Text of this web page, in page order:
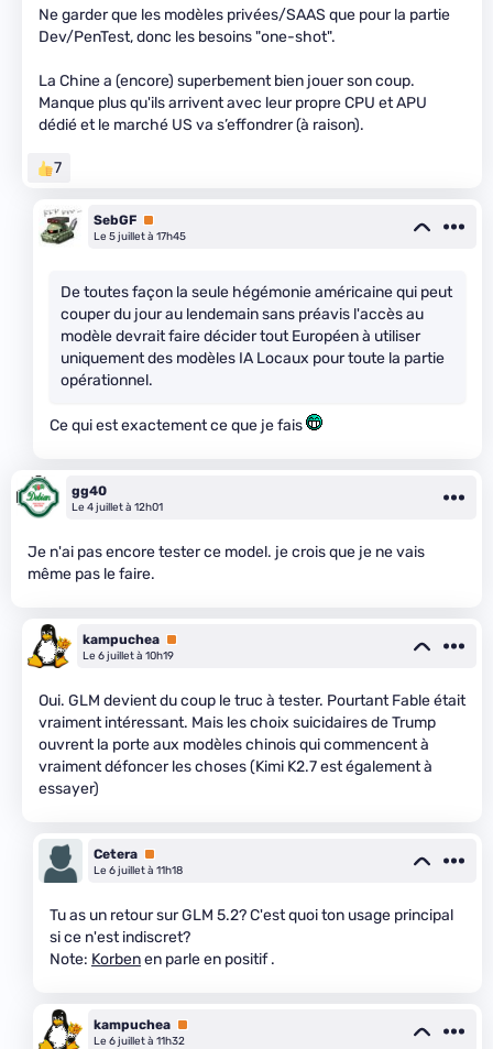
Ne garder que les modèles privées/SAAS que pour la partie
Dev/PenTest, donc les besoins "one-shot".
La Chine a (encore) superbement bien jouer son coup.
Manque plus qu'ils arrivent avec leur propre CPU et APU
dédié et le marché US va s’effondrer (à raison).
7
SebGF Premium
Le 5 juillet à 17h45
De toutes façon la seule hégémonie américaine qui peut
couper du jour au lendemain sans préavis l'accès au
modèle devrait faire décider tout Européen à utiliser
uniquement des modèles IA Locaux pour toute la partie
opérationnel.
Ce qui est exactement ce que je fais
gg40
Le 4 juillet à 12h01
Je n'ai pas encore tester ce model. je crois que je ne vais
même pas le faire.
kampuchea Premium
Le 6 juillet à 10h19
Oui. GLM devient du coup le truc à tester. Pourtant Fable était
vraiment intéressant. Mais les choix suicidaires de Trump
ouvrent la porte aux modèles chinois qui commencent à
vraiment défoncer les choses (Kimi K2.7 est également à
essayer)
Cetera Premium
Le 6 juillet à 11h18
Tu as un retour sur GLM 5.2? C'est quoi ton usage principal
si ce n'est indiscret?
Note: Korbenen parle en positif .
kampuchea Premium
Le 6 juillet à 11h32